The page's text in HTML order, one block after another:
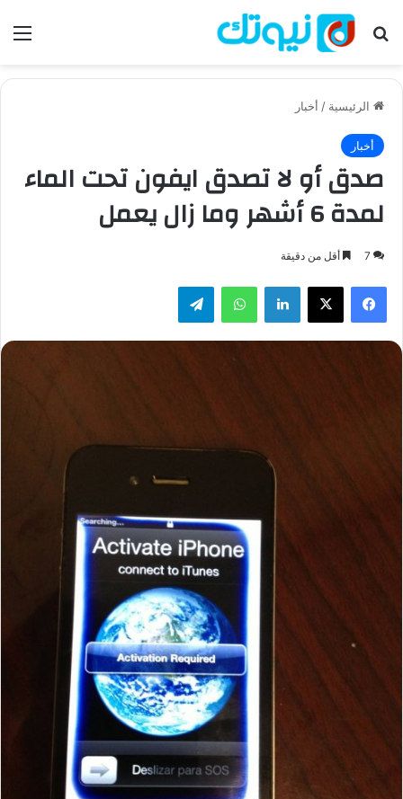
بحث عن
الرئيسية / أخبار
أخبار
صدق أو لا تصدق ايفون تحت الماء
لمدة 6 أشهر وما زال يعمل
7 أقل من دقيقة
فيسبوك لينكدإن واتساب